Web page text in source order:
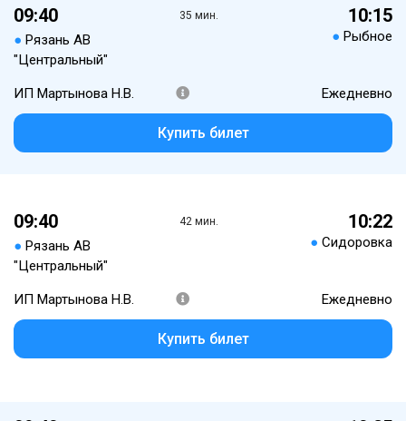
09:40
● Рязань АВ
"Центральный"
35 мин. 10:15
● Рыбное
ИП Мартынова Н.В. Ежедневно
Купить билет
09:40
● Рязань АВ
"Центральный"
42 мин. 10:22
● Сидоровка
ИП Мартынова Н.В. Ежедневно
Купить билет